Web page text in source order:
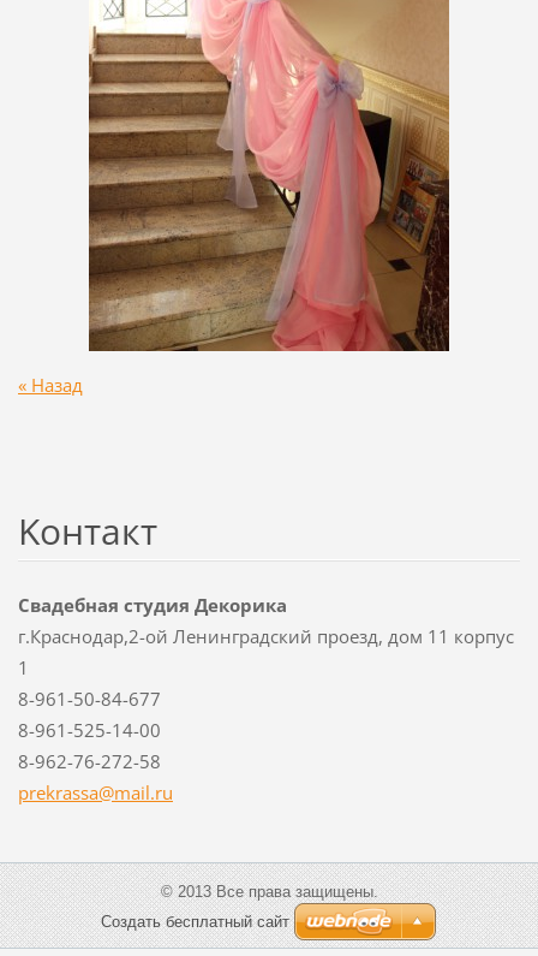
« Назад
Koнтакт
Свадебная студия Декорика
г.Краснодар,2-ой Ленинградский проезд, дом 11 корпус
1
8-961-50-84-677
8-961-525-14-00
8-962-76-272-58
prekrassa@mail.ru
© 2013 Все права защищены.
Создать бесплатный сайт